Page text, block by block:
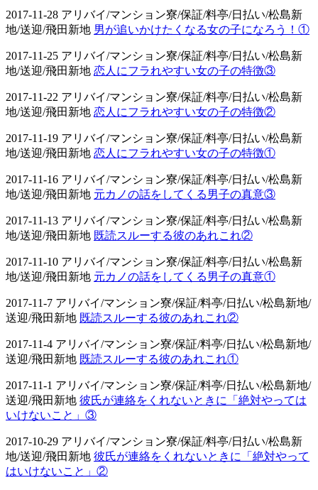
2017-11-28 アリバイ/マンション寮/保証/料亭/日払い/松島新
地/送迎/飛田新地 男が追いかけたくなる女の子になろう！①
2017-11-25 アリバイ/マンション寮/保証/料亭/日払い/松島新
地/送迎/飛田新地 恋人にフラれやすい女の子の特徴③
2017-11-22 アリバイ/マンション寮/保証/料亭/日払い/松島新
地/送迎/飛田新地 恋人にフラれやすい女の子の特徴②
2017-11-19 アリバイ/マンション寮/保証/料亭/日払い/松島新
地/送迎/飛田新地 恋人にフラれやすい女の子の特徴①
2017-11-16 アリバイ/マンション寮/保証/料亭/日払い/松島新
地/送迎/飛田新地 元カノの話をしてくる男子の真意③
2017-11-13 アリバイ/マンション寮/保証/料亭/日払い/松島新
地/送迎/飛田新地 既読スルーする彼のあれこれ②
2017-11-10 アリバイ/マンション寮/保証/料亭/日払い/松島新
地/送迎/飛田新地 元カノの話をしてくる男子の真意①
2017-11-7 アリバイ/マンション寮/保証/料亭/日払い/松島新地/
送迎/飛田新地 既読スルーする彼のあれこれ②
2017-11-4 アリバイ/マンション寮/保証/料亭/日払い/松島新地/
送迎/飛田新地 既読スルーする彼のあれこれ①
2017-11-1 アリバイ/マンション寮/保証/料亭/日払い/松島新地/
送迎/飛田新地 彼氏が連絡をくれないときに「絶対やっては
いけないこと」③
2017-10-29 アリバイ/マンション寮/保証/料亭/日払い/松島新
地/送迎/飛田新地 彼氏が連絡をくれないときに「絶対やって
はいけないこと」②